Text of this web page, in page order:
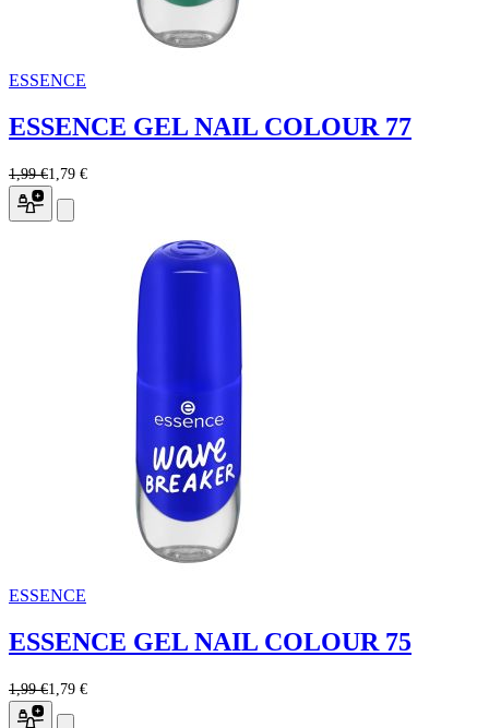
ESSENCE
ESSENCE GEL NAIL COLOUR 77
1,99 €1,79 €
ESSENCE
ESSENCE GEL NAIL COLOUR 75
1,99 €1,79 €